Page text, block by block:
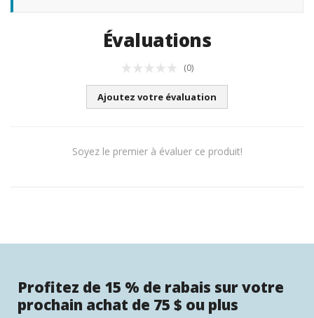
Évaluations
(0)
Ajoutez votre évaluation
Soyez le premier à évaluer ce produit!
Profitez de 15 % de rabais sur votre
prochain achat de 75 $ ou plus